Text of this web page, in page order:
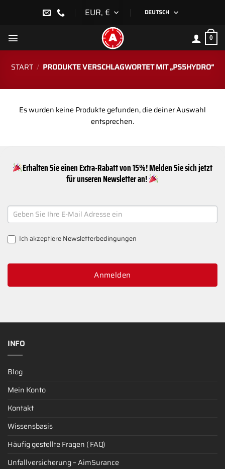
EUR, € DEUTSCH
0
START / PRODUKTE VERSCHLAGWORTET MIT „PS5HYDRO“
Es wurden keine Produkte gefunden, die deiner Auswahl
entsprechen.
Erhalten Sie einen Extra-Rabatt von 15%! Melden Sie sich jetzt
für unseren Newsletter an!
NEWSLETTER
SIGNUP
Ich akzeptiereNewsletterbedingungen
Anmelden
INFO
Blog
Mein Konto
Kontakt
Wissensbasis
Häufig gestellte Fragen ( FAQ)
Unfallversicherung – AimSurance